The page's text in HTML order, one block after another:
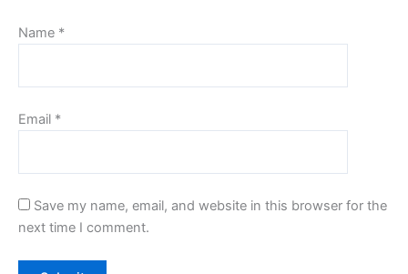
Name *
Email *
Save my name, email, and website in this browser for the
next time I comment.